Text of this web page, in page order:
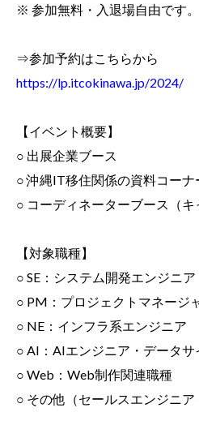
※ 参加無料・入退場自由です。
⇒参加予約はこちらから
https://lp.itcokinawa.jp/2024/
【イベント概要】
○ 出展企業ブース
○沖縄IT移住関係の資料コーナ
○ コーディネーターブース（キ
【対象職種】
○ SE：システム開発エンジニア
○ PM：プロジェクトマネージ
○ NE：インフラ系エンジニア
○ AI：AIエンジニア・データサ
○ Web：Web制作関連職種
○ その他（セールスエンジニア